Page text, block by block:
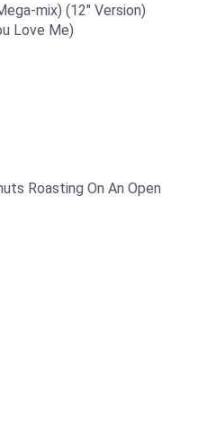
mix) (12" Version)
Love Me)
Roasting On An Open